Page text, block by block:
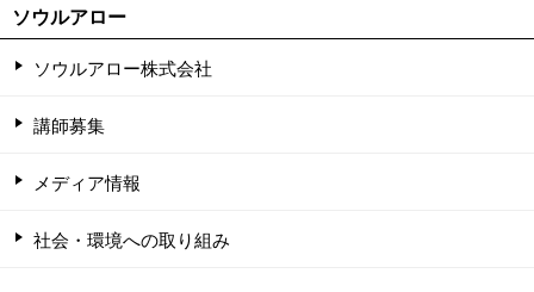
ソウルアロー
ソウルアロー株式会社
講師募集
メディア情報
社会・環境への取り組み